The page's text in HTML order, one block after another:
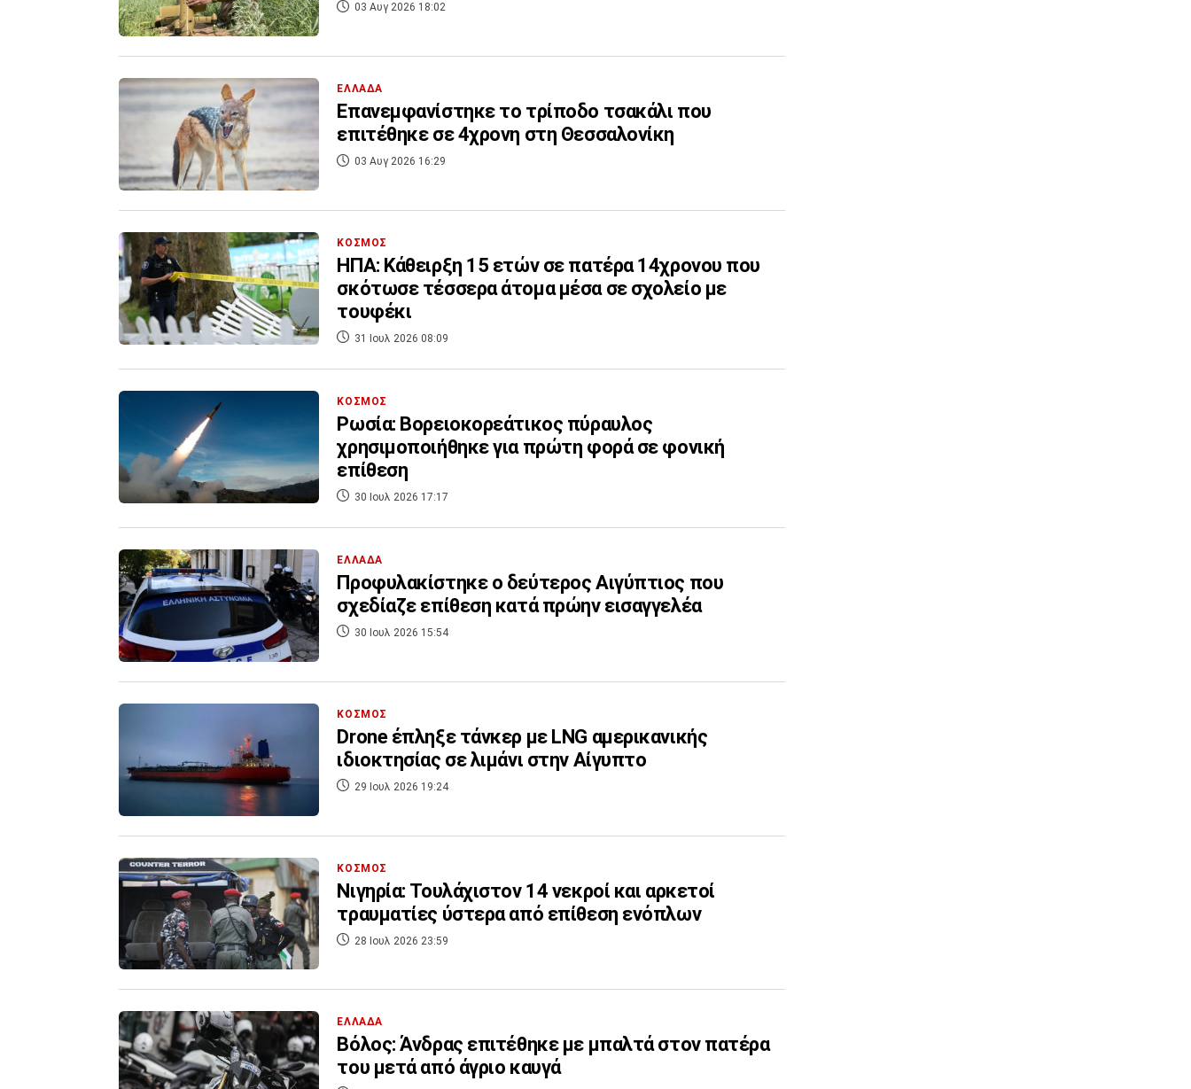
03 Αυγ 2026 18:02
ΕΛΛΑΔΑ
Επανεμφανίστηκε το τρίποδο τσακάλι που
επιτέθηκε σε 4χρονη στη Θεσσαλονίκη
03 Αυγ 2026 16:29
ΚΟΣΜΟΣ
ΗΠΑ: Κάθειρξη 15 ετών σε πατέρα 14χρονου που
σκότωσε τέσσερα άτομα μέσα σε σχολείο με
τουφέκι
31 Ιουλ 2026 08:09
ΚΟΣΜΟΣ
Ρωσία: Βορειοκορεάτικος πύραυλος
χρησιμοποιήθηκε για πρώτη φορά σε φονική
επίθεση
30 Ιουλ 2026 17:17
ΕΛΛΑΔΑ
Προφυλακίστηκε ο δεύτερος Αιγύπτιος που
σχεδίαζε επίθεση κατά πρώην εισαγγελέα
30 Ιουλ 2026 15:54
ΚΟΣΜΟΣ
Drone έπληξε τάνκερ με LNG αμερικανικής
ιδιοκτησίας σε λιμάνι στην Αίγυπτο
29 Ιουλ 2026 19:24
ΚΟΣΜΟΣ
Νιγηρία: Τουλάχιστον 14 νεκροί και αρκετοί
τραυματίες ύστερα από επίθεση ενόπλων
28 Ιουλ 2026 23:59
ΕΛΛΑΔΑ
Βόλος: Άνδρας επιτέθηκε με μπαλτά στον πατέρα
του μετά από άγριο καυγά